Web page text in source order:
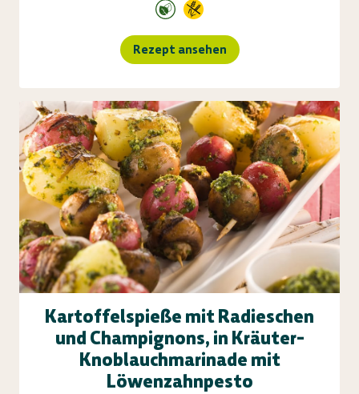
Rezept ansehen
Kartoffelspieße mit Radieschen
und Champignons, in Kräuter-
Knoblauchmarinade mit
Löwenzahnpesto